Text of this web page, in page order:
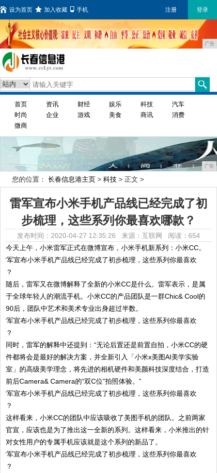
设为首页 加入收藏 手机 注册 登录
广告
首页 资讯 财经 娱乐 科技
汽车
时尚
企业 游戏 美食 商讯
消费
微商
广告
您的位置： 长春信息港主页 > 科技 > 正文 >
雷军宣布小米手机产品线已经完成了初
步梳理，这些系列你最喜欢哪款？
发布时间：2020-04-27 12:35:26 来源：互联网 阅读：654
今天上午，小米雷军正式在微博宣布，小米手机新系列：小米CC。
随后，雷军又在微博解释了全新的小米CC是什么。雷军表示，是属
于全球年轻人的潮流手机。小米CC的产品团队是一群Chic& Cool的
90后，团队中艺术和美术专业出身超过半数。
同时，雷军的解释中还提到：“无论后置还是前置自拍，小米CC的硬
件都将会是最好的解决方案，并全新引入「小米x美图AI美学实验
室」的高级美学理念，将先进的相机硬件和美颜科技深度结合，打造
前后Camera& Camera的“双C位”拍照体验。”
这样看来，小米CC的团队中应该吸收了美图手机的团队。之前两家
官宣，应该也是为了推出这一全新的系列。这样看来，小米推出的针
对女性用户的专属手机应该就是这个系列的新品了。